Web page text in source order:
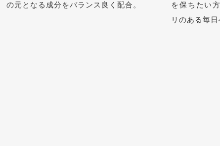
の元となる成分をバランス良く配合。
を保ちたい
リのある毎日